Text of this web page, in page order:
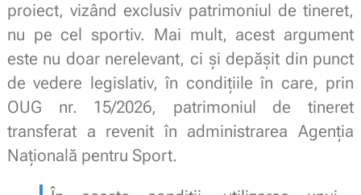
proiect, vizând exclusiv patrimoniul de tineret,
nu pe cel sportiv. Mai mult, acest argument
este nu doar nerelevant, ci și depășit din punct
de vedere legislativ, în condițiile în care, prin
OUG nr. 15/2026, patrimoniul de tineret
transferat a revenit în administrarea Agenția
Națională pentru Sport.